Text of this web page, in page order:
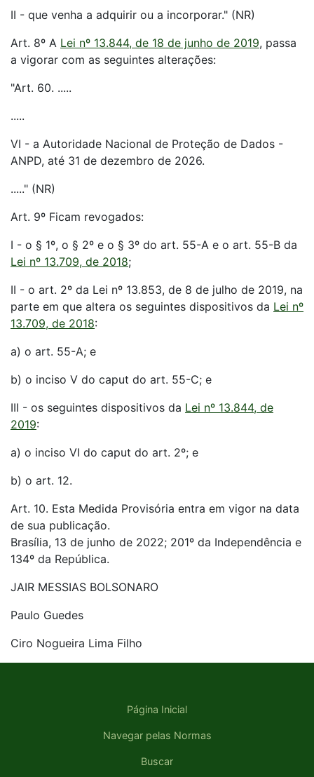
II - que venha a adquirir ou a incorporar." (NR)
Art. 8º A Lei nº 13.844, de 18 de junho de 2019, passa
a vigorar com as seguintes alterações:
"Art. 60. .....
.....
VI - a Autoridade Nacional de Proteção de Dados -
ANPD, até 31 de dezembro de 2026.
....." (NR)
Art. 9º Ficam revogados:
I - o § 1º, o § 2º e o § 3º do art. 55-A e o art. 55-B da
Lei nº 13.709, de 2018;
II - o art. 2º da Lei nº 13.853, de 8 de julho de 2019, na
parte em que altera os seguintes dispositivos da Lei nº
13.709, de 2018:
a) o art. 55-A; e
b) o inciso V do caput do art. 55-C; e
III - os seguintes dispositivos da Lei nº 13.844, de
2019:
a) o inciso VI do caput do art. 2º; e
b) o art. 12.
Art. 10. Esta Medida Provisória entra em vigor na data
de sua publicação.
Brasília, 13 de junho de 2022; 201º da Independência e
134º da República.
JAIR MESSIAS BOLSONARO
Paulo Guedes
Ciro Nogueira Lima Filho
Página Inicial
Navegar pelas Normas
Buscar